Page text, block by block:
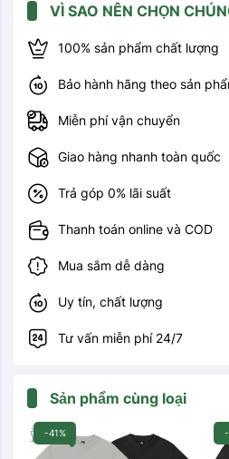
VÌ SAO NÊN CHỌN
100% sản phẩm chất lượng
Bảo hành hãng theo sản
Miễn phí vận chuyển
Giao hàng nhanh toàn quốc
Trả góp 0% lãi suất
Thanh toán online và COD
Mua sắm dễ dàng
Uy tín, chất lượng
Tư vấn miễn phí 24/7
Sản phẩm cùng loại
-41% -